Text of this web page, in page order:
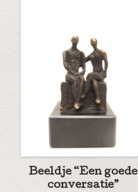
Beeldje “Een goede
conversatie”